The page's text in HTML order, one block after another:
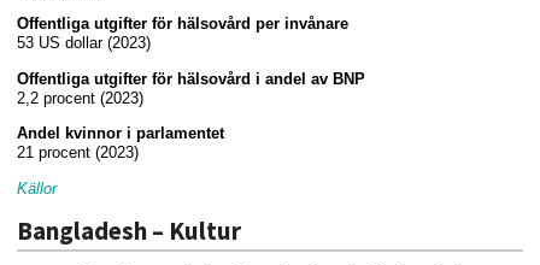
Offentliga utgifter för hälsovård per invånare
53 US dollar (2023)
Offentliga utgifter för hälsovård i andel av BNP
2,2 procent (2023)
Andel kvinnor i parlamentet
21 procent (2023)
Källor
Bangladesh – Kultur